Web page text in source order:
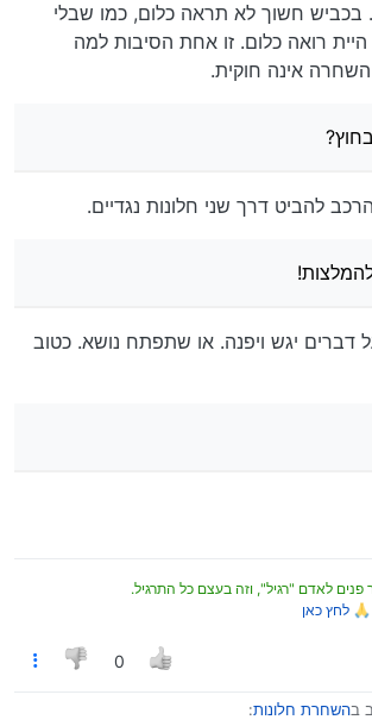
בכביש חשוך לא תראה כלום, כמו שבלי
רואה כלום. זו אחת הסיבות למה
אינה חוקית.
להביט דרך שני חלונות נגדיים.
דברים יגש ויפנה. או שתפתח נושא. כטוב
פנים לאדם "רגיל", וזה בעצם כל התרגיל.
🙏 לחץ כאן
0
בהשחרת חלונות: